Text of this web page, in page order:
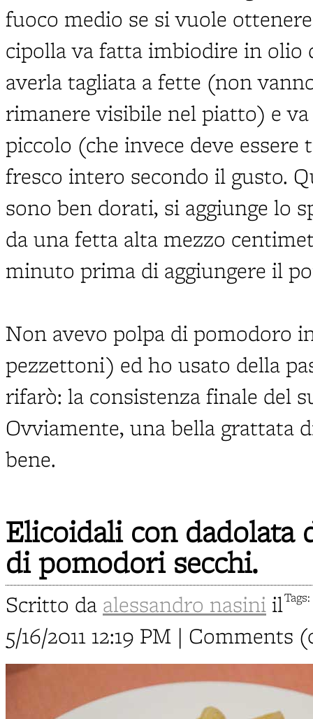
fuoco medio se si vuole
cipolla va fatta imbiodire in olio
averla tagliata a fette (non
rimanere visibile nel piatto) e
piccolo (che invece deve
fresco intero secondo il gusto.
sono ben dorati, si aggiunge lo
da una fetta alta mezzo
minuto prima di aggiungere il
Non avevo polpa di pomodoro
pezzettoni) ed ho usato della
rifarò: la consistenza finale del
Ovviamente, una bella grattata
bene.
Elicoidali con dadolata
di pomodori secchi.
Scritto da alessandro nasini il
5/16/2011 12:19 PM | Comments